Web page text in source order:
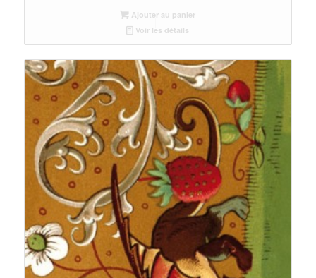
Ajouter au panier
Voir les détails